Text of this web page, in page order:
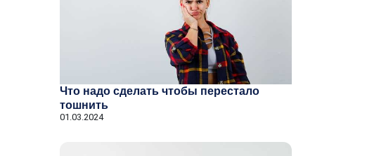
Что надо сделать чтобы перестало
тошнить
01.03.2024